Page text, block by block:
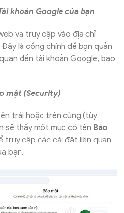
khoản Google của bạn
và truy cập vào địa chỉ
là cổng chính để bạn quản
đến tài khoản Google, bao
mật (Security)
trái hoặc trên cùng (tùy
sẽ thấy một mục có tên Bảo
truy cập các cài đặt liên quan
bạn.